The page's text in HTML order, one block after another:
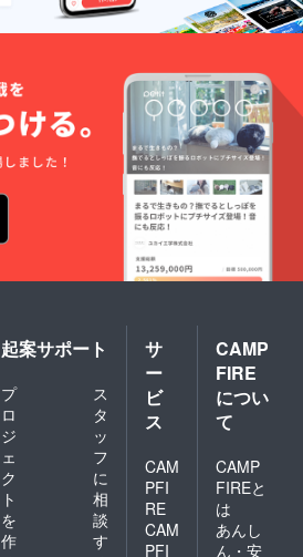
起案サポート
プ
ロ
ジ
ェ
ク
ト
を
作
ス
タ
ッ
フ
に
相
談
す
サ
ー
ビ
ス
CAM
PFI
RE
CAM
PFI
CAMP
FIRE
につい
て
CAMP
FIREと
は
あんし
ん・安